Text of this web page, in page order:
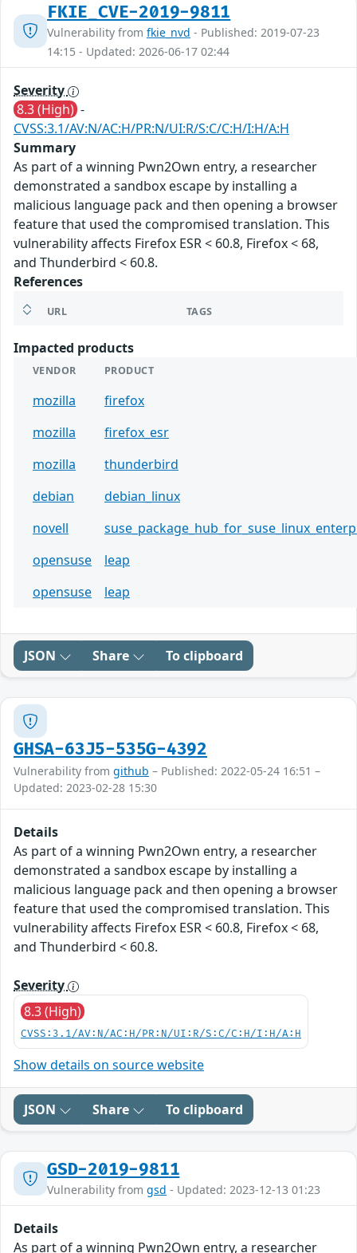
FKIE_CVE-2019-9811
Vulnerability from fkie_nvd - Published: 2019-07-23
14:15 - Updated: 2026-06-17 02:44
Severity
8.3 (High) -
CVSS:3.1/AV:N/AC:H/PR:N/UI:R/S:C/C:H/I:H/A:H
Summary
As part of a winning Pwn2Own entry, a researcher
demonstrated a sandbox escape by installing a
malicious language pack and then opening a browser
feature that used the compromised translation. This
vulnerability affects Firefox ESR < 60.8, Firefox < 68,
and Thunderbird < 60.8.
References
URL TAGS
Impacted products
VENDOR PRODUCT
mozilla
firefox
mozilla
firefox_esr
mozilla
thunderbird
debian
debian_linux
novell
opensuse
leap
opensuse
leap
JSON Share To clipboard
GHSA-63J5-535G-4392
Vulnerability from github – Published: 2022-05-24 16:51 –
Updated: 2023-02-28 15:30
Details
As part of a winning Pwn2Own entry, a researcher
demonstrated a sandbox escape by installing a
malicious language pack and then opening a browser
feature that used the compromised translation. This
vulnerability affects Firefox ESR < 60.8, Firefox < 68,
and Thunderbird < 60.8.
Severity
8.3 (High)
CVSS:3.1/AV:N/AC:H/PR:N/UI:R/S:C/C:H/I:H/A:H
Show details on source website
JSON Share To clipboard
GSD-2019-9811
Vulnerability from gsd - Updated: 2023-12-13 01:23
Details
As part of a winning Pwn2Own entry, a researcher